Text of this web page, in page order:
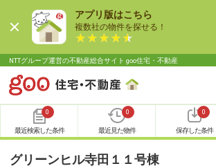
アプリ版はこちら
複数社の物件を探せる！
NTTグループ運営の不動産総合サイト goo住宅・不動産
0
最近検索した条件
0
最近見た物件
0
保存した条件
グリーンヒル寺田１１号棟